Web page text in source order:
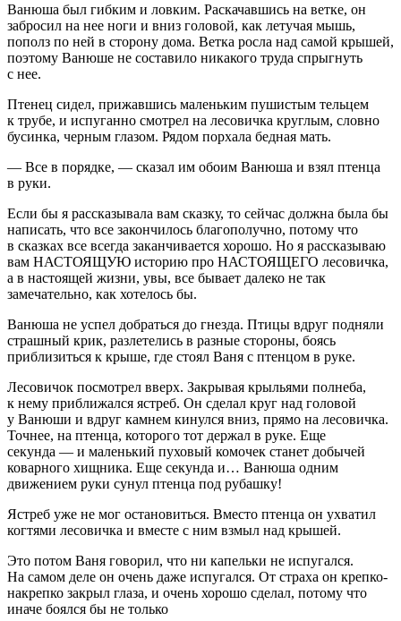
Ванюша был гибким и ловким. Раскачавшись на ветке, он
забросил на нее ноги и вниз головой, как летучая мышь,
пополз по ней в сторону дома. Ветка росла над самой крышей,
поэтому Ванюше не составило никакого труда спрыгнуть
с нее.
Птенец сидел, прижавшись маленьким пушистым тельцем
к трубе, и испуганно смотрел на лесовичка круглым, словно
бусинка, черным глазом. Рядом порхала бедная мать.
— Все в порядке, — сказал им обоим Ванюша и взял птенца
в руки.
Если бы я рассказывала вам сказку, то сейчас должна была бы
написать, что все закончилось благополучно, потому что
в сказках все всегда заканчивается хорошо. Но я рассказываю
вам НАСТОЯЩУЮ историю про НАСТОЯЩЕГО лесовичка,
а в настоящей жизни, увы, все бывает далеко не так
замечательно, как хотелось бы.
Ванюша не успел добраться до гнезда. Птицы вдруг подняли
страшный крик, разлетелись в разные стороны, боясь
приблизиться к крыше, где стоял Ваня с птенцом в руке.
Лесовичок посмотрел вверх. Закрывая крыльями полнеба,
к нему приближался ястреб. Он сделал круг над головой
у Ванюши и вдруг камнем кинулся вниз, прямо на лесовичка.
Точнее, на птенца, которого тот держал в руке. Еще
секунда — и маленький пуховый комочек станет добычей
коварного хищника. Еще секунда и… Ванюша одним
движением руки сунул птенца под рубашку!
Ястреб уже не мог остановиться. Вместо птенца он ухватил
когтями лесовичка и вместе с ним взмыл над крышей.
Это потом Ваня говорил, что ни капельки не испугался.
На самом деле он очень даже испугался. От страха он крепко-
накрепко закрыл глаза, и очень хорошо сделал, потому что
иначе боялся бы не только